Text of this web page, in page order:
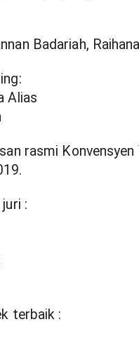
Badariah,
Alias
rasmi Konvensyen
:
terbaik :